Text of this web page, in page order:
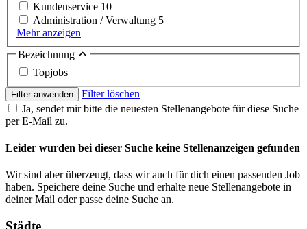
Kundenservice 10
Administration / Verwaltung 5
Mehr anzeigen
Bezeichnung
Topjobs
Filter anwenden
Filter löschen
Ja, sendet mir bitte die neuesten Stellenangebote für diese Suche
per E-Mail zu.
Leider wurden bei dieser Suche keine Stellenanzeigen gefunden
Wir sind aber überzeugt, dass wir auch für dich einen passenden Job
haben. Speichere deine Suche und erhalte neue Stellenangebote in
deiner Mail oder passe deine Suche an.
Städte